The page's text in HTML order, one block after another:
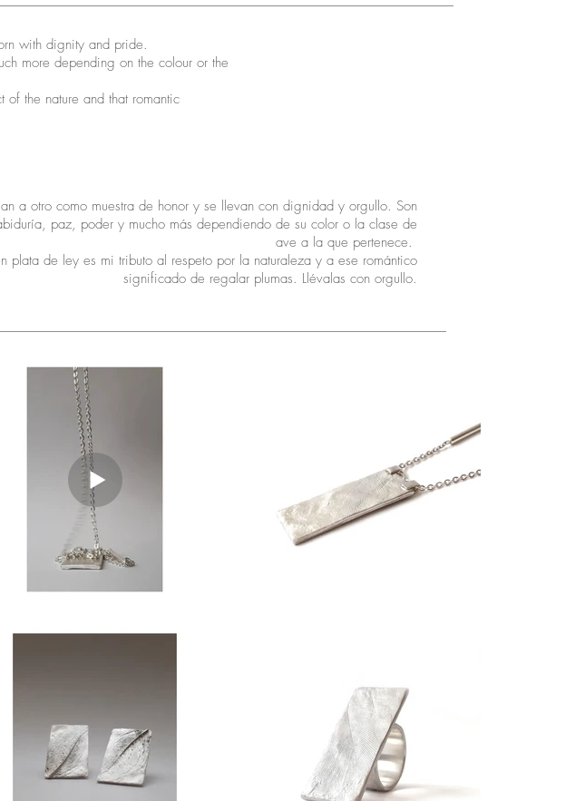
with dignity and pride.
more depending on the colour or the
the nature and that romantic
a otro como muestra de honor y se llevan con dignidad y orgullo. Son
paz, poder y mucho más dependiendo de su color o la clase de
ave a la que pertenece.
plata de ley es mi tributo al respeto por la naturaleza y a ese romántico
significado de regalar plumas. Llévalas con orgullo.